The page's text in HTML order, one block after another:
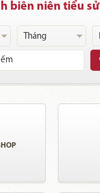
biên niên tiểu sử